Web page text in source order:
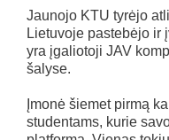
Jaunojo KTU tyrėjo
Lietuvoje pastebėjo ir
yra įgaliotoji JAV
šalyse.
Įmonė šiemet pirmą
studentams, kurie